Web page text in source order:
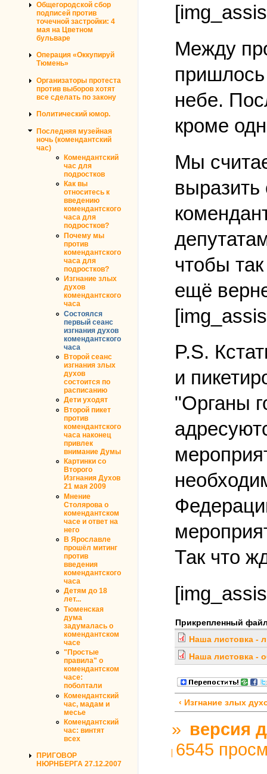
Общегородской сбор
подписей против
точечной застройки: 4
мая на Цветном
бульваре
Операция «Оккупируй
Тюмень»
Организаторы протеста
против выборов хотят
все сделать по закону
Политический юмор.
Последняя музейная
ночь (комендантский
час)
Комендантский
час для
подростков
Как вы
относитесь к
введению
комендантского
часа для
подростков?
Почему мы
против
комендантского
часа для
подростков?
Изгнание злых
духов
комендантского
часа
Состоялся
первый сеанс
изгнания духов
комендантского
часа
Второй сеанс
изгнания злых
духов
состоится по
расписанию
Дети уходят
Второй пикет
против
комендантского
часа наконец
привлек
внимание Думы
Картинки со
Второго
Изгнания Духов
21 мая 2009
Мнение
Столярова о
комендантском
часе и ответ на
него
В Ярославле
прошёл митинг
против
введения
комендантского
часа
Детям до 18
лет...
Тюменская
дума
задумалась о
комендантском
часе
"Простые
правила" о
комендантском
часе:
поболтали
Комендантский
час, мадам и
месье
Комендантский
час: винтят
всех
ПРИГОВОР
НЮРНБЕРГА 27.12.2007
Между
небе.
кроме
Мы
чтобы
ещё
P.S.
и
"Органы
Так что
Прикрепленный
Наша листовка -
Наша листовка -
‹ Изгнание злых
» версия
6545